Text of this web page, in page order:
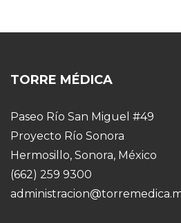
TORRE MÉDICA
Paseo Río San Miguel #49
Proyecto Río Sonora
Hermosillo, Sonora, México
(662) 259 9300